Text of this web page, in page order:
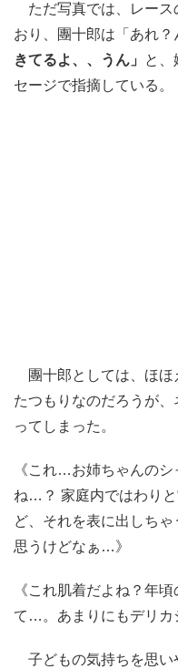
ただ写真では、レース
おり、團十郎は「あれ？
きてるよ、、うん」
と、
セージで指摘している。
團十郎としては、ほほ
たつもりなのだろうが
ってしまった。
《これ…お姉ちゃんの
ね…？ 家庭内ではわりと
ど、それを表に出しち
思うけどなぁ…》
《これ肌着だよね？年
て…。あまりにもデリカ
子どもの気持ちを思い